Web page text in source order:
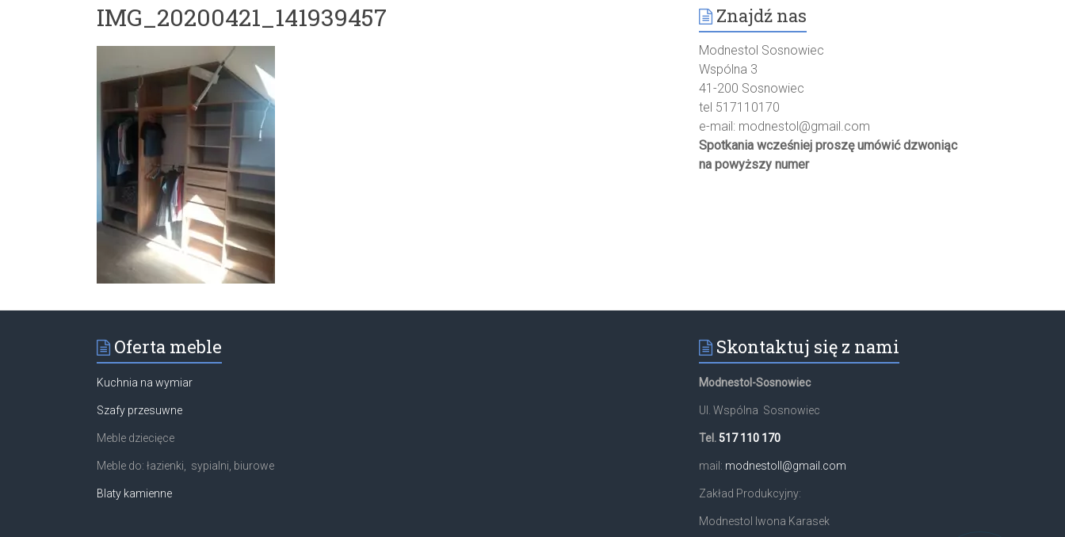
IMG_20200421_141939457 Znajdź nas
Modnestol Sosnowiec
Wspólna 3
41-200 Sosnowiec
tel 517110170
e-mail: modnestol@gmail.com
Spotkania wcześniej proszę umówić dzwoniąc
na powyższy numer
Oferta meble
Kuchnia na wymiar
Szafy przesuwne
Meble dziecięce
Meble do: łazienki, sypialni, biurowe
Blaty kamienne
Skontaktuj się z nami
Modnestol-Sosnowiec
Ul. Wspólna Sosnowiec
Tel. 517 110 170
mail: modnestoll@gmail.com
Zakład Produkcyjny:
Modnestol Iwona Karasek